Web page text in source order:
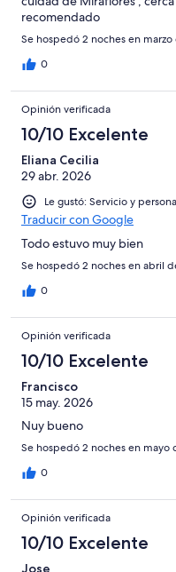
recomendado
Se hospedó 2 noches en
0
Opinión verificada
10/10 Excelente
Eliana Cecilia
29 abr. 2026
Le gustó: Servicio y
Traducir con Google
Todo estuvo muy bien
Se hospedó 2 noches en abril
0
Opinión verificada
10/10 Excelente
Francisco
15 may. 2026
Nuy bueno
Se hospedó 2 noches en mayo
0
Opinión verificada
10/10 Excelente